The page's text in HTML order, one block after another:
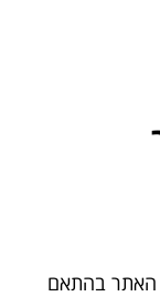
האתר בהתאם